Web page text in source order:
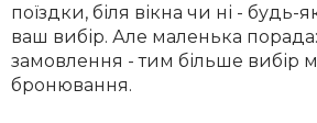
поїздки, біля вікна чи ні - будь-
ваш вибір. Але маленька
замовлення - тим більше вибір
бронювання.